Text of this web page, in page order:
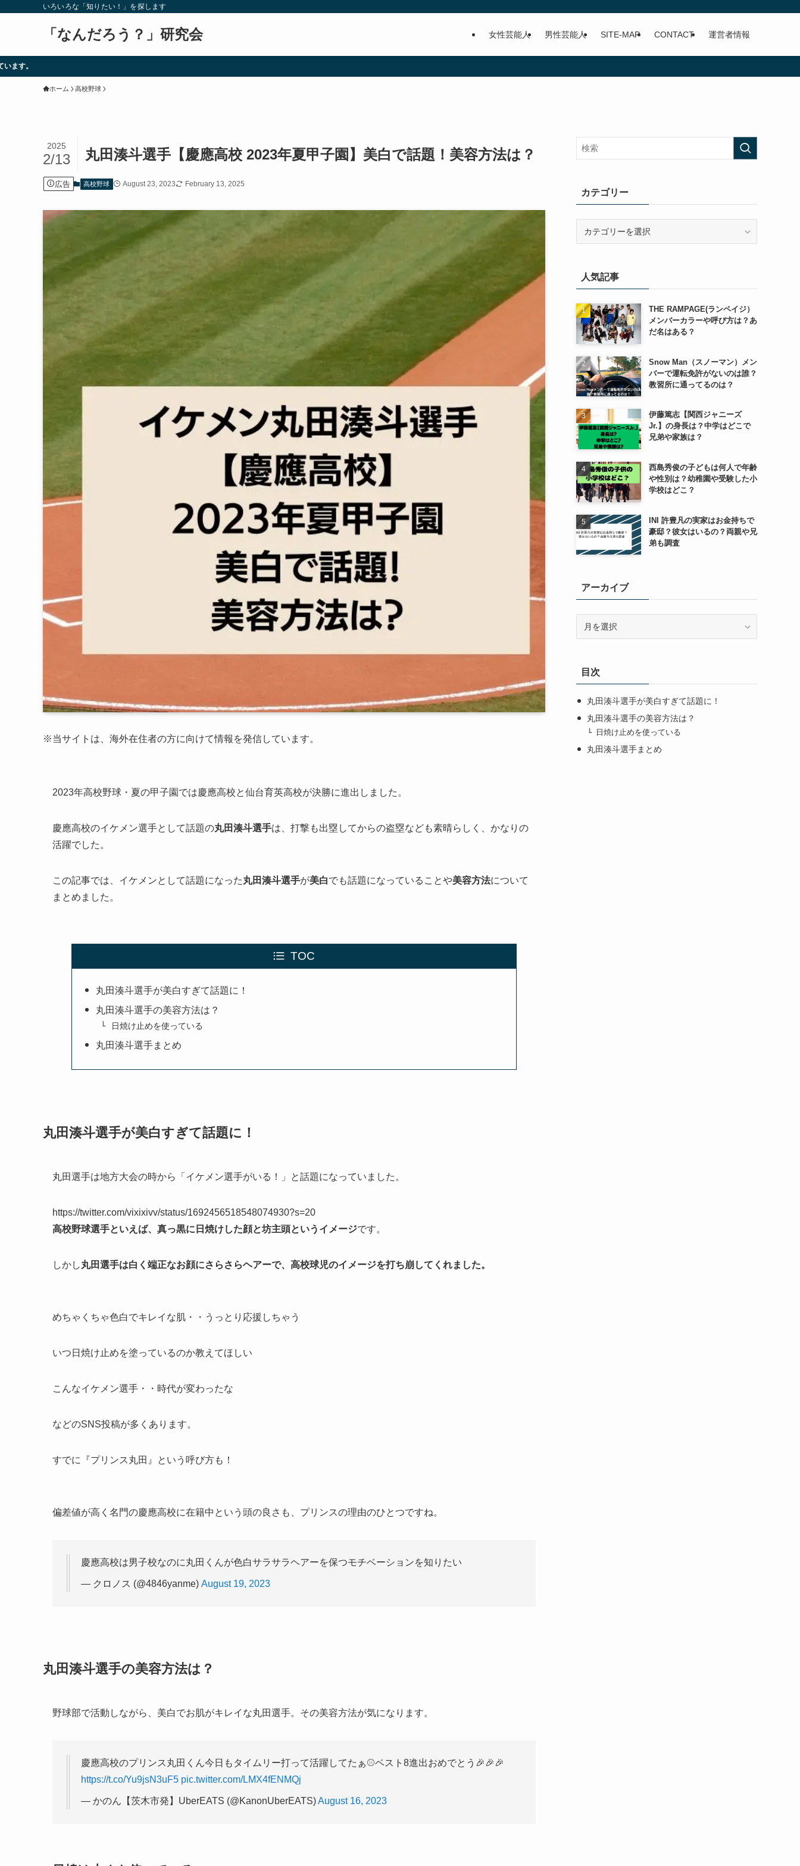
いろいろな「知りたい！」を探します
「なんだろう？」研究会 女性芸能人 男性芸能人 SITE-MAP CONTACT 運営者情報
ホーム 高校野球
丸田湊斗選手【慶應高校 2023年夏甲子園】美白で話題！美容方法は？
2025
2/13
広告 高校野球 August 23, 2023 February 13, 2025
※当サイトは、海外在住者の方に向けて情報を発信しています。
2023年高校野球・夏の甲子園では慶應高校と仙台育英高校が決勝に進出しました。
慶應高校のイケメン選手として話題の丸田湊斗選手は、打撃も出塁してからの盗塁なども素晴らしく、かなりの
活躍でした。
この記事では、イケメンとして話題になった丸田湊斗選手が美白でも話題になっていることや美容方法について
まとめました。
TOC
丸田湊斗選手が美白すぎて話題に！
丸田湊斗選手の美容方法は？
日焼け止めを使っている
丸田湊斗選手まとめ
丸田湊斗選手が美白すぎて話題に！
丸田選手は地方大会の時から「イケメン選手がいる！」と話題になっていました。
https://twitter.com/vixixivv/status/1692456518548074930?s=20
高校野球選手といえば、真っ黒に日焼けした顔と坊主頭というイメージです。
しかし丸田選手は白く端正なお顔にさらさらヘアーで、高校球児のイメージを打ち崩してくれました。
めちゃくちゃ色白でキレイな肌・・うっとり応援しちゃう
いつ日焼け止めを塗っているのか教えてほしい
こんなイケメン選手・・時代が変わったな
などのSNS投稿が多くあります。
すでに『プリンス丸田 』という呼び方も！
偏差値が高く名門の慶應高校に在籍中という頭の良さも、プリンスの理由のひとつですね。
慶應高校は男子校なのに丸田くんが色白サラサラヘアーを保つモチベーションを知りたい
— クロノス (@4846yanme) August 19, 2023
丸田湊斗選手の美容方法は？
野球部で活動しながら、美白でお肌がキレイな丸田選手。その美容方法が気になります。
慶應高校のプリンス丸田くん今日もタイムリー打って活躍してたぁ⚾ベスト8進出おめでとう🎉🎉🎉
https://t.co/Yu9jsN3uF5 pic.twitter.com/LMX4fENMQj
— かのん【茨木市発】UberEATS (@KanonUberEATS)August 16, 2023
カテゴリー
ー人気記事
THE RAMPAGE(ランペイジ）
メンバーカラーや呼び方は？あ
だ名はある？
Snow Man（スノーマン）メン
バーで運転免許がないのは誰？
教習所に通ってるのは？
伊藤篤志【関西ジャニーズ
Jr.】の身長は？中学はどこで
兄弟や家族は？
西島秀俊の子どもは何人で年齢
や性別は？幼稚園や受験した小
学校はどこ？
INI 許豊凡の実家はお金持ちで
豪邸？彼女はいるの？両親や兄
弟も調査
アーカイブ
ブ目次
丸田湊斗選手が美白すぎて話題に！
丸田湊斗選手の美容方法は？
日焼け止めを使っている
丸田湊斗選手まとめ